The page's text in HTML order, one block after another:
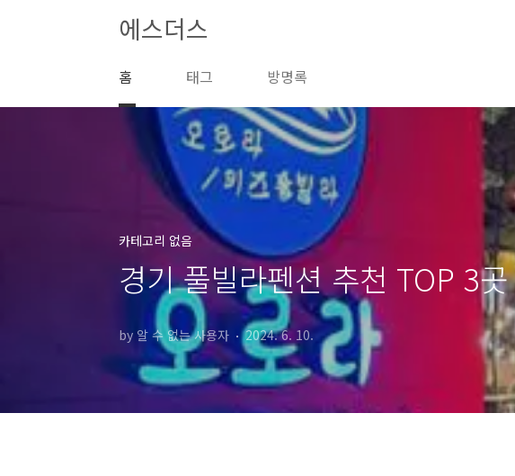
에스더스
홈 태그 방명록
카테고리 없음
경기 풀빌라펜션 추천 TOP 3곳
by 알 수 없는 사용자 2024. 6. 10.